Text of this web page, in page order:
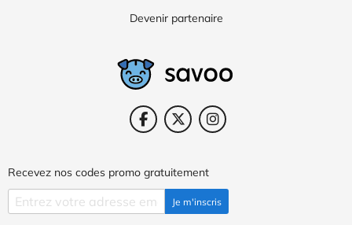
Devenir partenaire
Recevez nos codes promo gratuitement
Je m'inscris